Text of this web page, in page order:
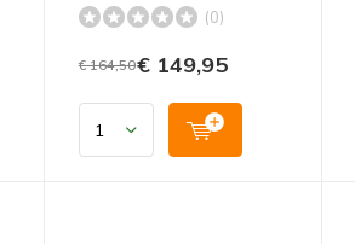
(0)
€ 164,50€ 149,95